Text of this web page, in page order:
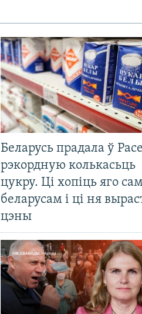
Беларусь прадала ў
рэкордную колькасьць
цукру. Ці хопіць яго
беларусам і ці ня
цэны